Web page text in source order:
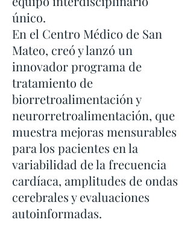
único.
En el Centro Médico de San
Mateo, creó y lanzó un
innovador programa de
tratamiento de
biorretroalimentación y
neurorretroalimentación, que
muestra mejoras mensurables
para los pacientes en la
variabilidad de la frecuencia
cardíaca, amplitudes de ondas
cerebrales y evaluaciones
autoinformadas.